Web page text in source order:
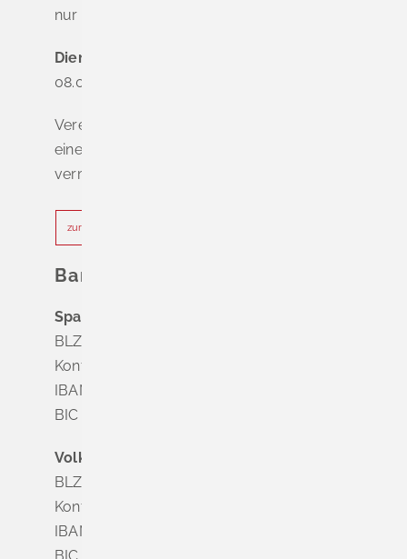
nur nach Terminvereinbarung
Dienstag - Freitag
08.00 - 12.00 Uhr
Vereinbaren Sie online oder telefonisch
einen Termin, um Wartezeiten zu
vermeiden.
zur Terminvereinbarung
Bankverbindung
Sparkasse Markgräflerland Müllheim
BLZ 683 518 65
Konto Nr. 8 028 524
IBAN DE63 6835 1865 0008 0285 24
BIC SOLADES1MGL
Volksbank Dreiländereck
BLZ 683 900 00
Konto Nr. 3 500 004
IBAN DE56 6839 0000 0003 5000 04